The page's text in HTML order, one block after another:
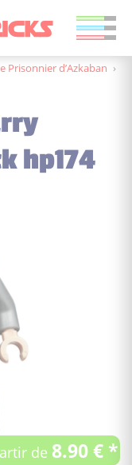
Prisonnier d’Azkaban ›
hp174
de 8.90 € *